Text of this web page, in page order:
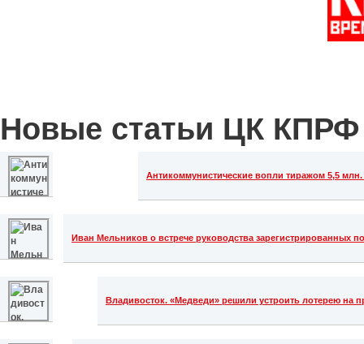
Новые статьи ЦК КПРФ
Антикоммунистические вопли тиражом 5,5 млн.
Иван Мельников о встрече руководства зарегистрированных
Владивосток. «Медведи» решили устроить лотерею на